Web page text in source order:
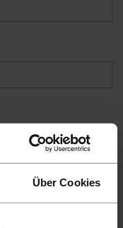
Über Cookies